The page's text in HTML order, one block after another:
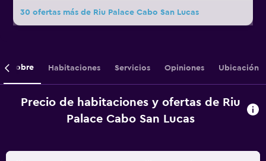
30 ofertas más de Riu Palace Cabo San Lucas
Sobre Habitaciones Servicios Opiniones Ubicación
Precio de habitaciones y ofertas de Riu
Palace Cabo San Lucas